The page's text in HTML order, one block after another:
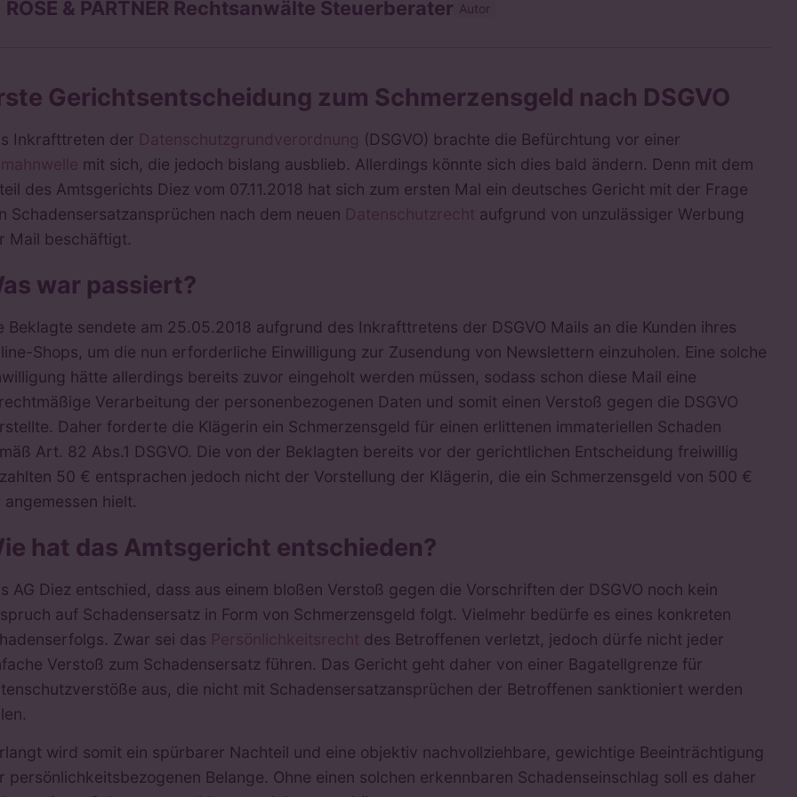
ROSE & PARTNER Rechtsanwälte Steuerberater Autor
Gerichtsentscheidung zum Schmerzensgeld nach DSGVO
Inkrafttreten der Datenschutzgrundverordnung (DSGVO) brachte die Befürchtung vor einer
mit sich, die jedoch bislang ausblieb. Allerdings könnte sich dies bald ändern. Denn mit dem
des Amtsgerichts Diez vom 07.11.2018 hat sich zum ersten Mal ein deutsches Gericht mit der Frage
Schadensersatzansprüchen nach dem neuen Datenschutzrecht aufgrund von unzulässiger Werbung
Mail beschäftigt.
war passiert?
Beklagte sendete am 25.05.2018 aufgrund des Inkrafttretens der DSGVO Mails an die Kunden ihres
Shops, um die nun erforderliche Einwilligung zur Zusendung von Newslettern einzuholen. Eine solche
hätte allerdings bereits zuvor eingeholt werden müssen, sodass schon diese Mail eine
Verarbeitung der personenbezogenen Daten und somit einen Verstoß gegen die DSGVO
Daher forderte die Klägerin ein Schmerzensgeld für einen erlittenen immateriellen Schaden
Art. 82 Abs.1 DSGVO. Die von der Beklagten bereits vor der gerichtlichen Entscheidung freiwillig
50 € entsprachen jedoch nicht der Vorstellung der Klägerin, die ein Schmerzensgeld von 500 €
angemessen hielt.
hat das Amtsgericht entschieden?
AG Diez entschied, dass aus einem bloßen Verstoß gegen die Vorschriften der DSGVO noch kein
auf Schadensersatz in Form von Schmerzensgeld folgt. Vielmehr bedürfe es eines konkreten
Zwar sei das Persönlichkeitsrecht des Betroffenen verletzt, jedoch dürfe nicht jeder
Verstoß zum Schadensersatz führen. Das Gericht geht daher von einer Bagatellgrenze für
aus, die nicht mit Schadensersatzansprüchen der Betroffenen sanktioniert werden
wird somit ein spürbarer Nachteil und eine objektiv nachvollziehbare, gewichtige Beeinträchtigung
persönlichkeitsbezogenen Belange. Ohne einen solchen erkennbaren Schadenseinschlag soll es daher